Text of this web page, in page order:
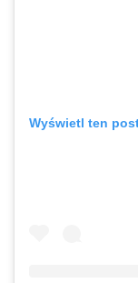
Wyświetl ten